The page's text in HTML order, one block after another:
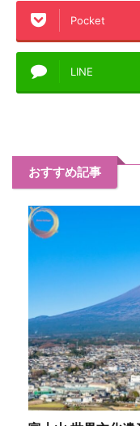
Pocket
LINE
おすすめ記事